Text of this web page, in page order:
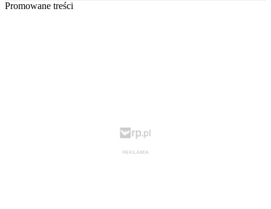
Promowane treści